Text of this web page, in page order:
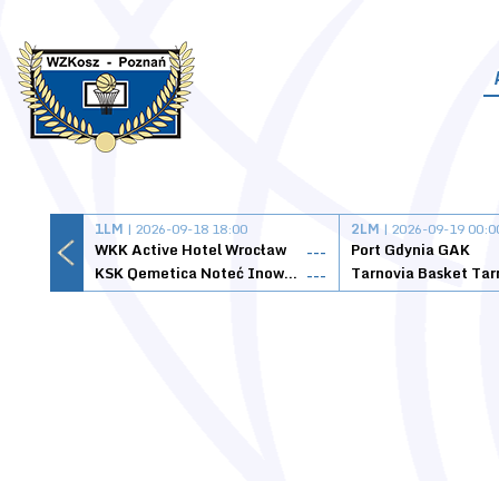
1LM | 2026-09-18 18:00
WKK Active Hotel Wrocław
---
KSK Qemetica Noteć Inowrocław ---
2LM | 2026-09-19
Port Gdynia GAK